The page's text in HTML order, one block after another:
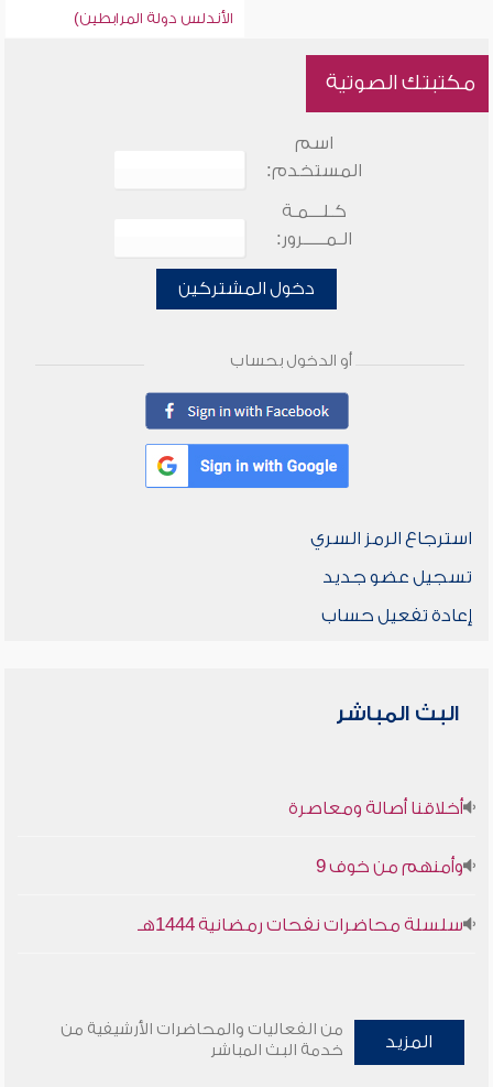
الأندلس دولة المرابطين)
مكتبتك الصوتية
اسم
المستخدم:
كـلـــمـة
الـمـــــرور:
دخول المشتركين
أو الدخول بحساب
استرجاع الرمز السري
تسجيل عضو جديد
إعادة تفعيل حساب
البث المباشر
أخلاقنا أصالة ومعاصرة
وأمنهم من خوف 9
سلسلة محاضرات نفحات رمضانية 1444هـ
المزيد
من الفعاليات والمحاضرات الأرشيفية من
خدمة البث المباشر